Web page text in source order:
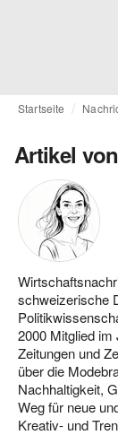
Startseite
Artikel
schweizerische
2000 Mitglied
Zeitungen und
über die
Nachhaltigkeit,
Weg für neue
Kreativ- und